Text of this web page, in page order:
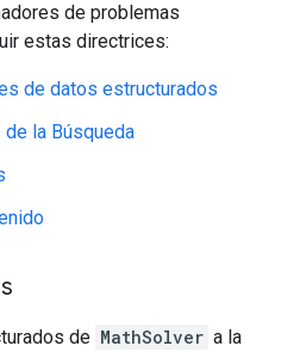
de problemas
estas directrices:
de datos estructurados
la Búsqueda
de MathSolver a la